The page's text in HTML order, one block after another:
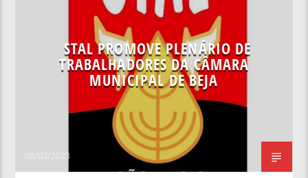
NOTÍCIAS NACIONAIS
STAL PROMOVE PLENÁRIO DE
TRABALHADORES DA CÂMARA
MUNICIPAL DE BEJA
08/03/2023